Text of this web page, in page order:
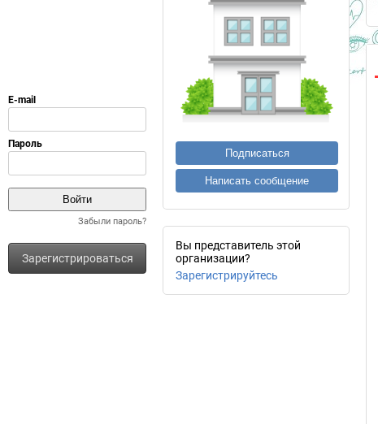
Забыли пароль?
Зарегистрироваться
Подписаться
Написать сообщение
Вы представитель этой
организации?
Зарегистрируйтесь